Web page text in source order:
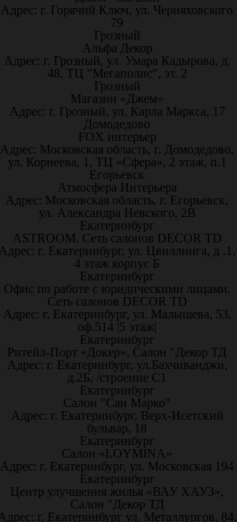
Адрес: г. Горячий Ключ, ул. Черняховского
79
Грозный
Альфа Декор
Адрес: г. Грозный, ул. Умара Кадырова, д.
48, ТЦ "Мегаполис", эт. 2
Грозный
Магазин «Джем»
Адрес: г. Грозный, ул. Карла Маркса, 17
Домодедово
FOX интерьер
Адрес: Московская область, г. Домодедово,
ул. Корнеева, 1, ТЦ «Сфера», 2 этаж, п.1
Егорьевск
Атмосфера Интерьера
Адрес: Московская область, г. Егорьевск,
ул. Александра Невского, 2В
Екатеринбург
ASTROOM. Сеть салонов DECOR TD
г. Екатеринбург, ул. Цвиллинга, д .1,
4 этаж корпус Б
Екатеринбург
Офис по работе с юридическими лицами.
Сеть салонов DECOR TD
Адрес: г. Екатеринбург, ул. Малышева, 53,
оф.514 |5 этаж|
Екатеринбург
Ритейл-Порт «Докер», Салон "Декор ТД
Адрес: г. Екатеринбург, ул.Бахчиванджи,
д.2Б, /строение С1
Екатеринбург
Салон "Сан Марко"
Адрес: г. Екатеринбург, Верх-Исетский
бульвар, 18
Екатеринбург
Салон «LOYMINA»
Адрес: г. Екатеринбург, ул. Московская 194
Екатеринбург
Центр улучшения жилья «ВАУ ХАУЗ»,
Салон "Декор ТД
г. Екатеринбург ул. Металлургов, 84,